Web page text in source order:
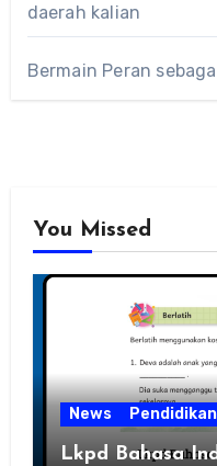
daerah kalian
Bermain Peran
You Missed
News Pendidikan
Lkpd Bahasa